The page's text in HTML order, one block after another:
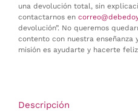
una devolución total, sin
contactarnos en
devolución”. No queremos
contento con nuestra enseñanza
misión es ayudarte y hacerte
Descripción